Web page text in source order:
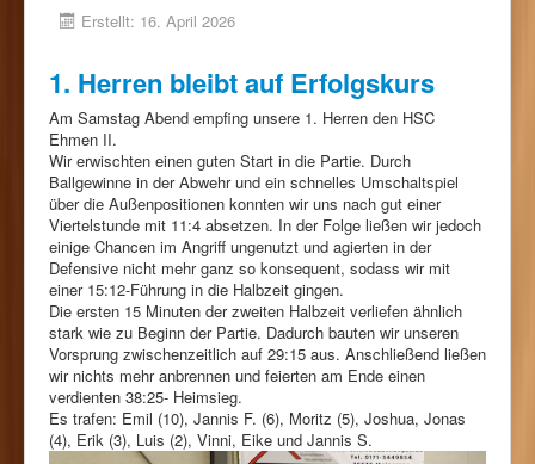
Erstellt: 16. April 2026
1. Herren bleibt auf Erfolgskurs
Am Samstag Abend empfing unsere 1. Herren den HSC
Ehmen II.
Wir erwischten einen guten Start in die Partie. Durch
Ballgewinne in der Abwehr und ein schnelles Umschaltspiel
über die Außenpositionen konnten wir uns nach gut einer
Viertelstunde mit 11:4 absetzen. In der Folge ließen wir jedoch
einige Chancen im Angriff ungenutzt und agierten in der
Defensive nicht mehr ganz so konsequent, sodass wir mit
einer 15:12-Führung in die Halbzeit gingen.
Die ersten 15 Minuten der zweiten Halbzeit verliefen ähnlich
stark wie zu Beginn der Partie. Dadurch bauten wir unseren
Vorsprung zwischenzeitlich auf 29:15 aus. Anschließend ließen
wir nichts mehr anbrennen und feierten am Ende einen
verdienten 38:25- Heimsieg.
Es trafen: Emil (10), Jannis F. (6), Moritz (5), Joshua, Jonas
(4), Erik (3), Luis (2), Vinni, Eike und Jannis S.